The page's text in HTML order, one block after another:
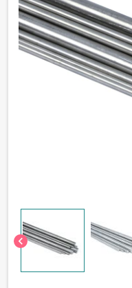
chevron_left